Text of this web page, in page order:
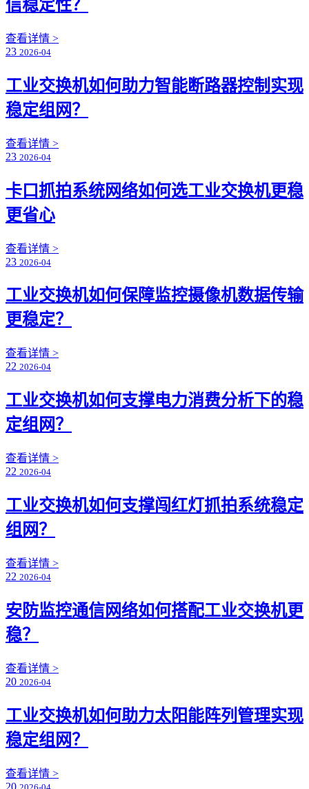
信稳定性？
查看详情 >
23 2026-04
工业交换机如何助力智能断路器控制实现
稳定组网？
查看详情 >
23 2026-04
卡口抓拍系统网络如何选工业交换机更稳
更省心
查看详情 >
23 2026-04
工业交换机如何保障监控摄像机数据传输
更稳定？
查看详情 >
22 2026-04
工业交换机如何支撑电力消费分析下的稳
定组网？
查看详情 >
22 2026-04
工业交换机如何支撑闯红灯抓拍系统稳定
组网？
查看详情 >
22 2026-04
安防监控通信网络如何搭配工业交换机更
稳？
查看详情 >
20 2026-04
工业交换机如何助力太阳能阵列管理实现
稳定组网？
查看详情 >
20